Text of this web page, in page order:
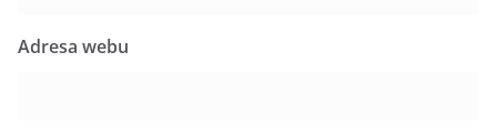
Adresa webu